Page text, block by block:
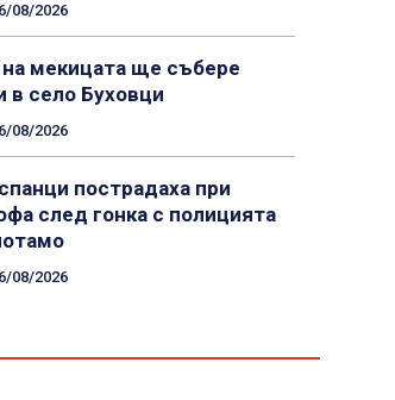
08/2026
на мекицата ще събере
в село Буховци
08/2026
пострадаха при
след гонка с полицията
08/2026